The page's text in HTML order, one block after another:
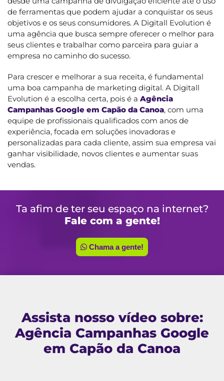
de ferramentas que podem ajudar a conquistar os seus
objetivos e os seus consumidores. A Digitall Evolution é
uma agência que busca sempre oferecer o melhor para
seus clientes e trabalhar como parceira para guiar a
empresa no caminho do sucesso.
Para crescer e melhorar a sua receita, é fundamental
uma boa campanha de marketing digital. A Digitall
Evolution é a escolha certa, pois é a Agência
Campanhas Google em Capão da Canoa, com uma
equipe de profissionais qualificados com anos de
experiência, focada em soluções inovadoras e
personalizadas para cada cliente, assim sua empresa vai
ganhar visibilidade, novos clientes e aumentar suas
vendas.
Ta afim de ter seu espaço na internet?
Fale com a gente!
Chama a gente!
Assista nosso vídeo sobre:
Agência Campanhas Google
em Capão da Canoa